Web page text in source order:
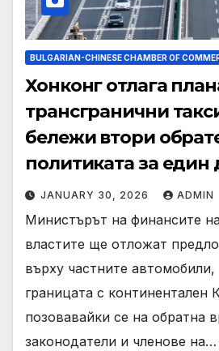
BULGARIAN-CHINESE CHAMBER OF
Хонконг отлага
трансгранични
бележи втори
политиката за един
JANUARY 30, 2026 ADMIN
Министърът на финансите
властите ще отложат
върху частните
границата с континентален
позовавайки се на обратна
законодатели и членове на…